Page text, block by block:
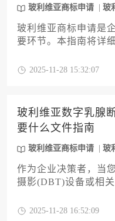
玻利维亚商标申请 玻
玻利维亚商标申请是
要环节。本指南将详
及常见问题解决方案
2025-11-28 15:32:07
玻利维亚数字乳腺
要什么文件指南
玻利维亚商标申请 玻
作为企业决策者，当
摄影(DBT)设备或相
本指南将为您提供一
2025-11-28 16:52:09